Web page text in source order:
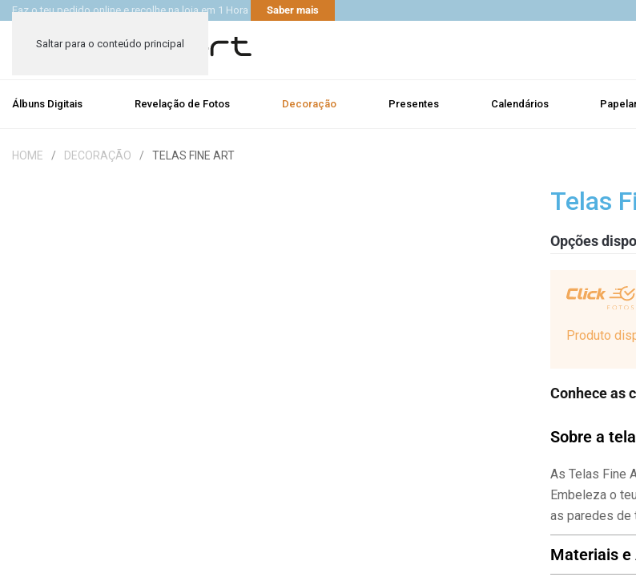
Saltar para o conteúdo principal
Faz o teu pedido online e recolhe na loja em 1 Hora Saber mais
Álbuns Digitais Revelação de Fotos Decoração Presentes Calendários
HOME DECORAÇÃO TELAS FINE ART
Telas
Opções
Produto
Conhece as
Sobre a tela
As Telas Fine
Embeleza o
as paredes de
Materiais e